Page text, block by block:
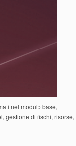
nel modulo base,
gestione di rischi, risorse,